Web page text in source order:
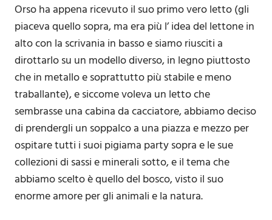
Orso ha appena ricevuto il suo primo vero letto (gli
piaceva quello sopra, ma era più l’ idea del lettone in
alto con la scrivania in basso e siamo riusciti a
dirottarlo su un modello diverso, in legno piuttosto
che in metallo e soprattutto più stabile e meno
traballante), e siccome voleva un letto che
sembrasse una cabina da cacciatore, abbiamo deciso
di prendergli un soppalco a una piazza e mezzo per
ospitare tutti i suoi pigiama party sopra e le sue
collezioni di sassi e minerali sotto, e il tema che
abbiamo scelto è quello del bosco, visto il suo
enorme amore per gli animali e la natura.